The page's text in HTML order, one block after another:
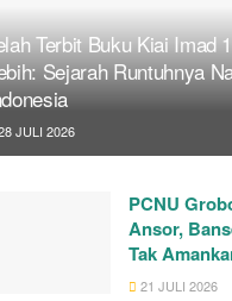
Terbit Buku Kiai Imad
Sejarah Runtuhnya
JULI 2026
PCNU
Ansor,
Tak
21 JULI 2026